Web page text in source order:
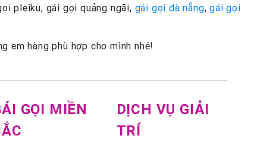
pleiku, gái gọi quảng ngãi, gái gọi đà nẵng,gái gọi
em hàng phù hợp cho mình nhé!
GỌI MIỀN
DỊCH VỤ GIẢI
TRÍ